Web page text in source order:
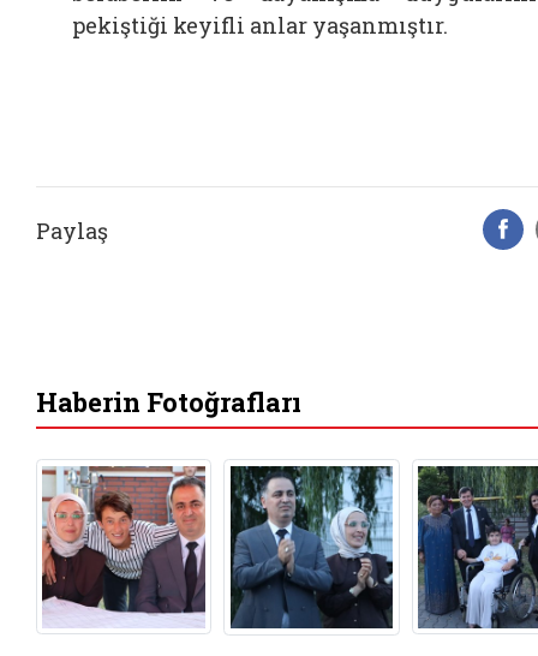
pekiştiği keyifli anlar yaşanmıştır.
Paylaş
Haberin Fotoğrafları